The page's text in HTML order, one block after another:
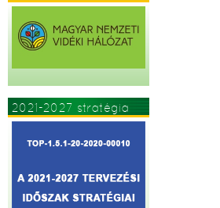
2021-2027 stratégia